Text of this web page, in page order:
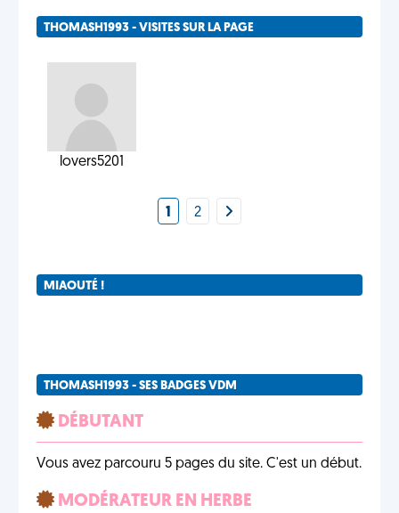
THOMASH1993 - VISITES SUR LA PAGE
lovers5201
1 2
MIAOUTÉ !
THOMASH1993 - SES BADGES VDM
DÉBUTANT
Vous avez parcouru 5 pages du site. C'est un début.
MODÉRATEUR EN HERBE